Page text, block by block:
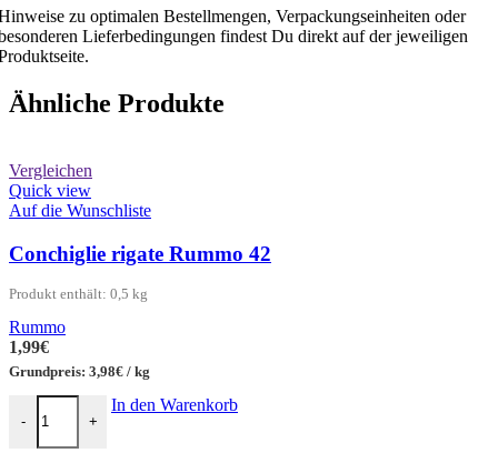
zu optimalen Bestellmengen, Verpackungseinheiten oder
Lieferbedingungen findest Du direkt auf der jeweiligen
Ähnliche Produkte
Vergleichen
Quick view
Auf die Wunschliste
Conchiglie rigate Rummo 42
Produkt enthält: 0,5 kg
Rummo
1,99€
Grundpreis: 3,98€ / kg
-
Conchiglie rigate Rummo 42 Menge
+
In den Warenkorb